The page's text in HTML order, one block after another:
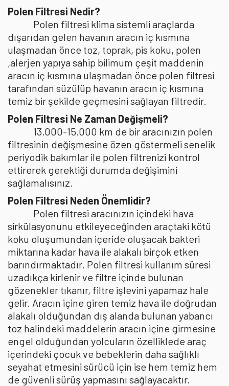
Polen Filtresi Nedir?
Polen filtresi klima sistemli araçlarda
dışarıdan gelen havanın aracın iç kısmına
ulaşmadan önce toz, toprak, pis koku, polen
,alerjen yapıya sahip bilimum çeşit maddenin
aracın iç kısmına ulaşmadan önce polen filtresi
tarafından süzülüp havanın aracın iç kısmına
temiz bir şekilde geçmesini sağlayan filtredir.
Polen Filtresi Ne Zaman Değişmeli?
13.000-15.000 km de bir aracınızın polen
filtresinin değişmesine özen göstermeli senelik
periyodik bakımlar ile polen filtrenizi kontrol
ettirerek gerektiği durumda değişimini
sağlamalısınız.
Polen Filtresi Neden Önemlidir?
Polen filtresi aracınızın içindeki hava
sirkülasyonunu etkileyeceğinden araçtaki kötü
koku oluşumundan içeride oluşacak bakteri
miktarına kadar hava ile alakalı birçok etken
barındırmaktadır. Polen filtresi kullanım süresi
uzadıkça kirlenir ve filtre içinde bulunan
gözenekler tıkanır, filtre işlevini yapamaz hale
gelir. Aracın içine giren temiz hava ile doğrudan
alakalı olduğundan dış alanda bulunan yabancı
toz halindeki maddelerin aracın içine girmesine
engel olduğundan yolcuların özelliklede araç
içerindeki çocuk ve bebeklerin daha sağlıklı
seyahat etmesini sürücü için ise hem temiz hem
de güvenli sürüş yapmasını sağlayacaktır.